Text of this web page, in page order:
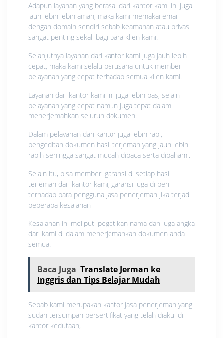
Adapun layanan yang berasal dari kantor kami ini juga
jauh lebih lebih aman, maka kami memakai email
dengan domain sendiri sebab keamanan atau privasi
sangat penting sekali bagi para klien kami.
Selanjutnya layanan dari kantor kami juga jauh lebih
cepat, maka kami selalu berusaha untuk memberi
pelayanan yang cepat terhadap semua klien kami.
Layanan dari kantor kami ini juga lebih pas, selain
pelayanan yang cepat namun juga tepat dalam
menerjemahkan seluruh dokumen.
Dalam pelayanan dari kantor juga lebih rapi,
pengeditan dokumen hasil terjemah yang jauh lebih
rapih sehingga sangat mudah dibaca serta dipahami.
Selain itu, bisa memberi garansi di setiap hasil
terjemah dari kantor kami, garansi juga di beri
terhadap para pengguna jasa penerjemah jika terjadi
beberapa kesalahan
Kesalahan ini meliputi pegetikan nama dan juga angka
dari kami di dalam menerjemahkan dokumen anda
semua.
Baca Juga Translate Jerman ke
Inggris dan Tips Belajar Mudah
Sebab kami merupakan kantor jasa penerjemah yang
sudah tersumpah bersertifikat yang telah diakui di
kantor kedutaan,